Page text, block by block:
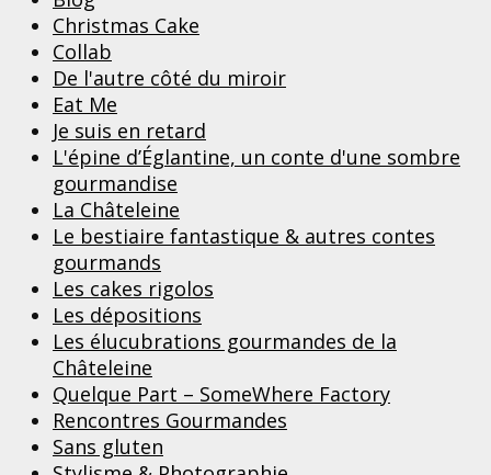
Christmas Cake
Collab
De l'autre côté du miroir
Eat Me
Je suis en retard
L'épine d’Églantine, un conte d'une sombre
gourmandise
La Châteleine
Le bestiaire fantastique & autres contes
gourmands
Les cakes rigolos
Les dépositions
Les élucubrations gourmandes de la
Châteleine
Quelque Part – SomeWhere Factory
Rencontres Gourmandes
Sans gluten